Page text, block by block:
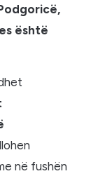
është
në fushën